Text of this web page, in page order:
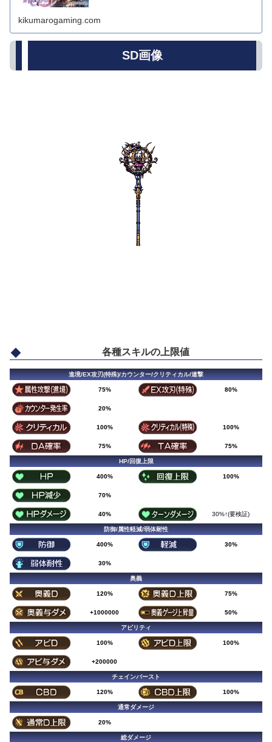
kikumarogaming.com
SD画像
各種スキルの上限値
進境/EX攻刃(特殊)/カウンター/クリティカル/連撃
75% 80%
20%
100% 100%
75% 75%
HP/回復上限
400% 100%
70%
40% 30%↑(要検証)
防御/属性軽減/弱体耐性
400% 30%
30%
奥義
120% 75%
+1000000 50%
アビリティ
100% 100%
+200000
チェインバースト
120% 100%
通常ダメージ
20%
総ダメージ